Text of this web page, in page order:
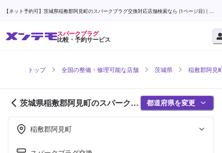
【ネット予約可】茨城県稲敷郡阿見町のスパークプラグ交換対応店舗検索なら (1ページ目) | メ
スパークプラグ
比較・予約サービス
トップ 全国の整備・修理可能な店舗 茨城県 稲敷郡阿見
茨城県稲敷郡阿見町のスパークプ
ラグ対応店舗紹介 (1ページ目)
都道府県を変更
稲敷郡阿見町